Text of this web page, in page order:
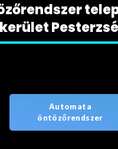
kerület
Automata
öntözőrendszer